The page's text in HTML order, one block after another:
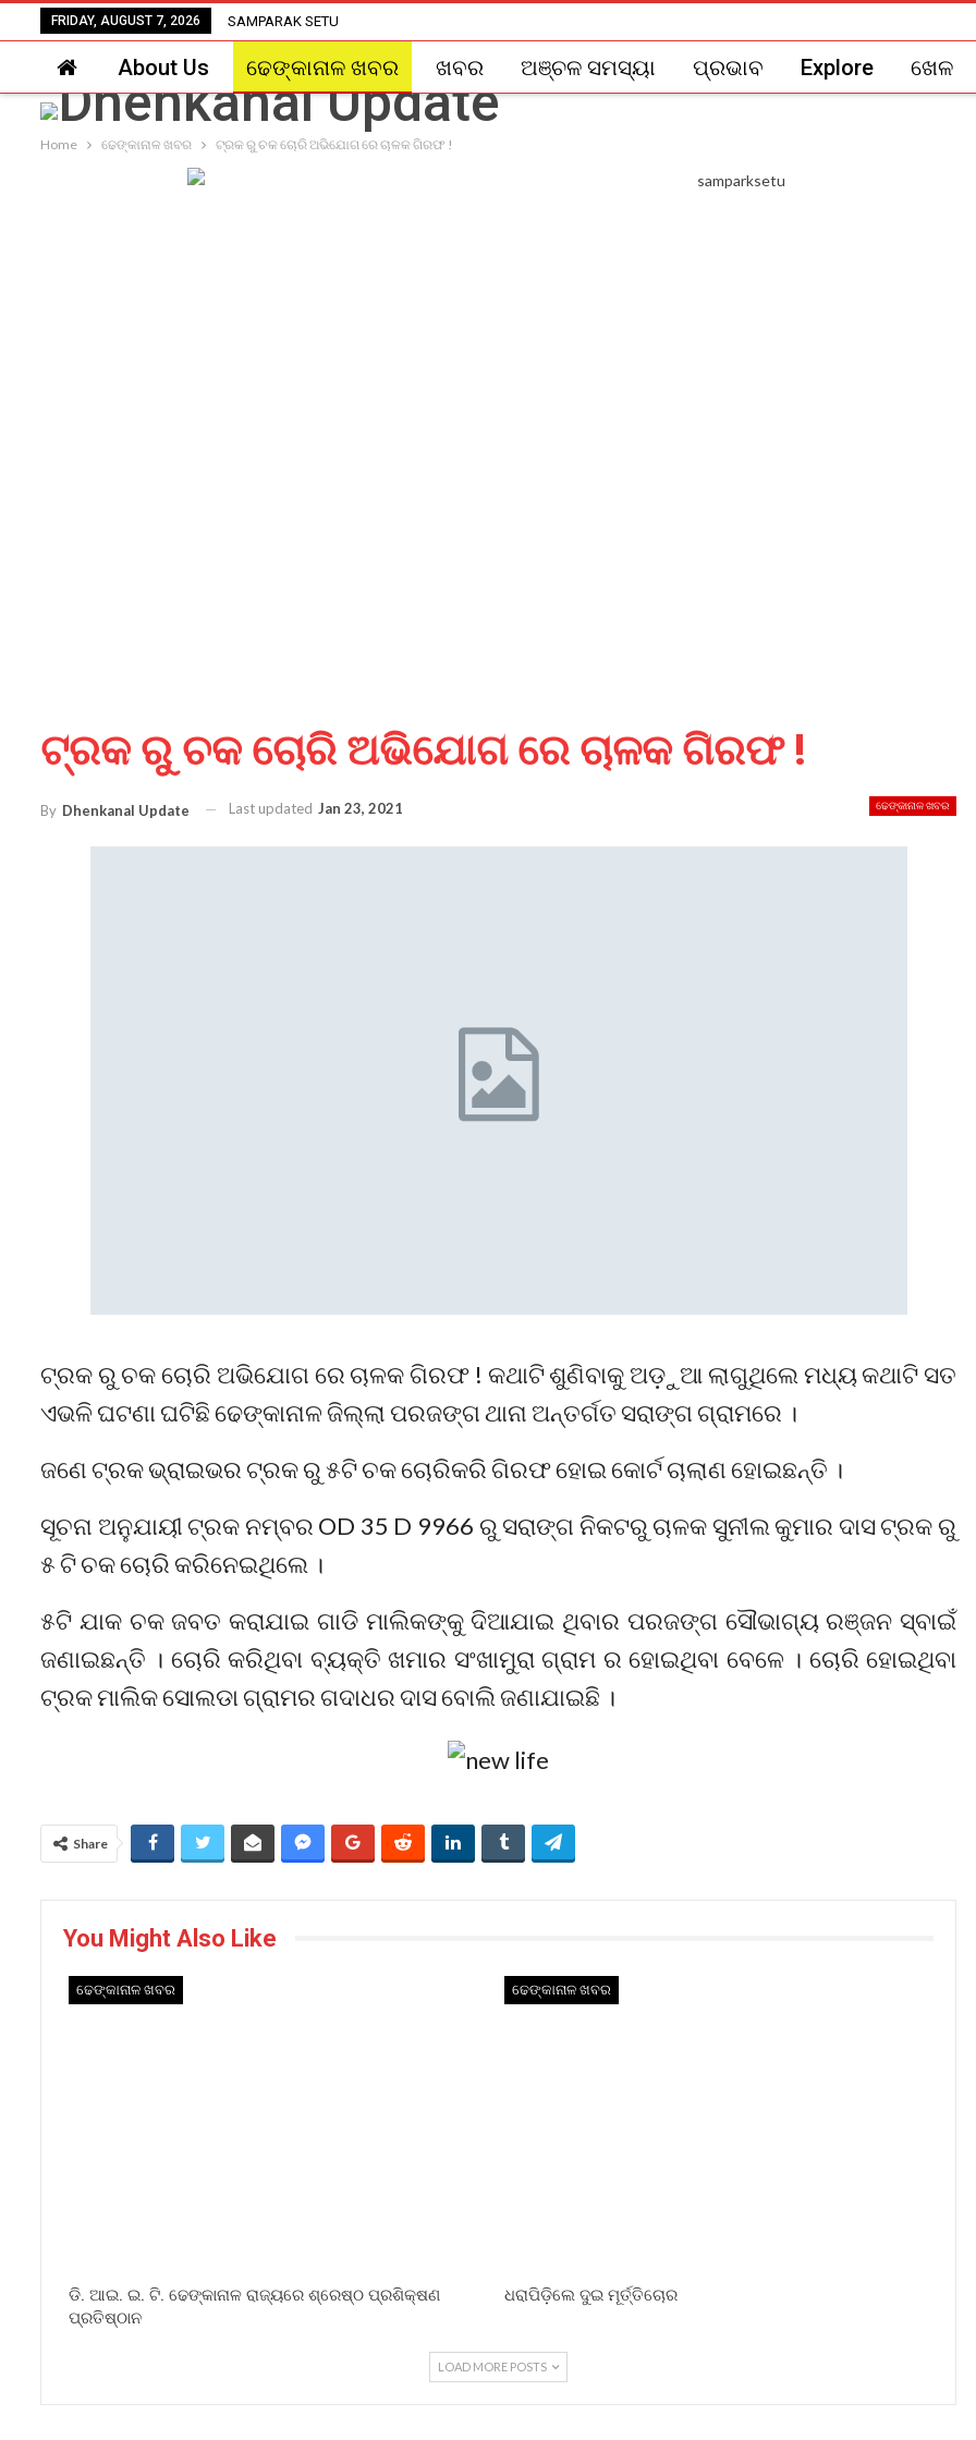
FRIDAY, AUGUST 7, 2026 SAMPARAK SETU
About Us ଢେଙ୍କାନାଳ ଖବର ଖବର ଅଞ୍ଚଳ ସମସ୍ୟା ପ୍ରଭାବ Explore ଖେଳ
Home ଢେଙ୍କାନାଳ ଖବର ଟ୍ରକ ରୁ ଚକ ଚୋରି ଅଭିଯୋଗ ରେ ଚାଳକ ଗିରଫ !
ଟ୍ରକ ରୁ ଚକ ଚୋରି ଅଭିଯୋଗ ରେ ଚାଳକ ଗିରଫ !
ଢେଙ୍କାନାଳ ଖବର
By Dhenkanal Update Last updated Jan 23, 2021
ଟ୍ରକ ରୁ ଚକ ଚୋରି ଅଭିଯୋଗ ରେ ଚାଳକ ଗିରଫ ! କଥାଟି ଶୁଣିବାକୁ ଅଡ଼ୁଆ ଲାଗୁଥିଲେ ମଧ୍ୟ କଥାଟି ସତ
ଏଭଳି ଘଟଣା ଘଟିଛି ଢେଙ୍କାନାଳ ଜିଲ୍ଲା ପରଜଙ୍ଗ ଥାନା ଅନ୍ତର୍ଗତ ସରାଙ୍ଗ ଗ୍ରାମରେ ।
ଜଣେ ଟ୍ରକ ଭ୍ରାଇଭର ଟ୍ରକ ରୁ ୫ଟି ଚକ ଚୋରିକରି ଗିରଫ ହୋଇ କୋର୍ଟ ଚାଲାଣ ହୋଇଛନ୍ତି ।
ସୂଚନା ଅନୁଯାୟୀ ଟ୍ରକ ନମ୍ବର OD 35 D 9966 ରୁ ସରାଙ୍ଗ ନିକଟରୁ ଚାଳକ ସୁନୀଲ କୁମାର ଦାସ ଟ୍ରକ ରୁ
୫ ଟି ଚକ ଚୋରି କରିନେଇଥିଲେ ।
୫ଟି ଯାକ ଚକ ଜବତ କରାଯାଇ ଗାଡି ମାଲିକଙ୍କୁ ଦିଆଯାଇ ଥିବାର ପରଜଙ୍ଗ ସୌଭାଗ୍ୟ ରଞ୍ଜନ ସ୍ବାଇଁ
ଜଣାଇଛନ୍ତି । ଚୋରି କରିଥିବା ବ୍ୟକ୍ତି ଖମାର ସଂଖାମୁରା ଗ୍ରାମ ର ହୋଇଥିବା ବେଳେ । ଚୋରି ହୋଇଥିବା
ଟ୍ରକ ମାଲିକ ସୋଲଡା ଗ୍ରାମର ଗଦାଧର ଦାସ ବୋଲି ଜଣାଯାଇଛି ।
Share
You Might Also Like
ଢେଙ୍କାନାଳ ଖବର
ଡି. ଆଇ. ଇ. ଟି. ଢେଙ୍କାନାଳ ରାଜ୍ୟରେ ଶ୍ରେଷ୍ଠ ପ୍ରଶିକ୍ଷଣ
ପ୍ରତିଷ୍ଠାନ
ଢେଙ୍କାନାଳ ଖବର
ଧରାପିଡ଼ିଲେ ଦୁଇ ମୂର୍ତ୍ତିଚୋର
LOAD MORE POSTS